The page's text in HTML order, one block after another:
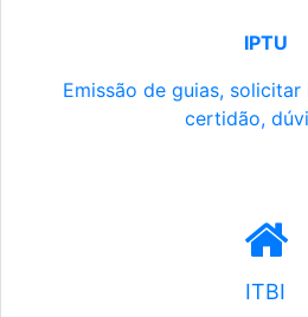
IPTU
Emissão de guias,
certidão,
ITBI